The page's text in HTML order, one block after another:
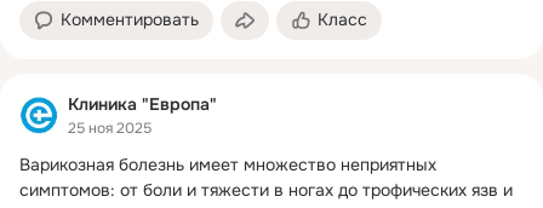
Комментировать Класс
Клиника "Европа"
25 ноя 2025
Варикозная болезнь имеет множество неприятных
симптомов: от боли и тяжести в ногах до трофических язв и